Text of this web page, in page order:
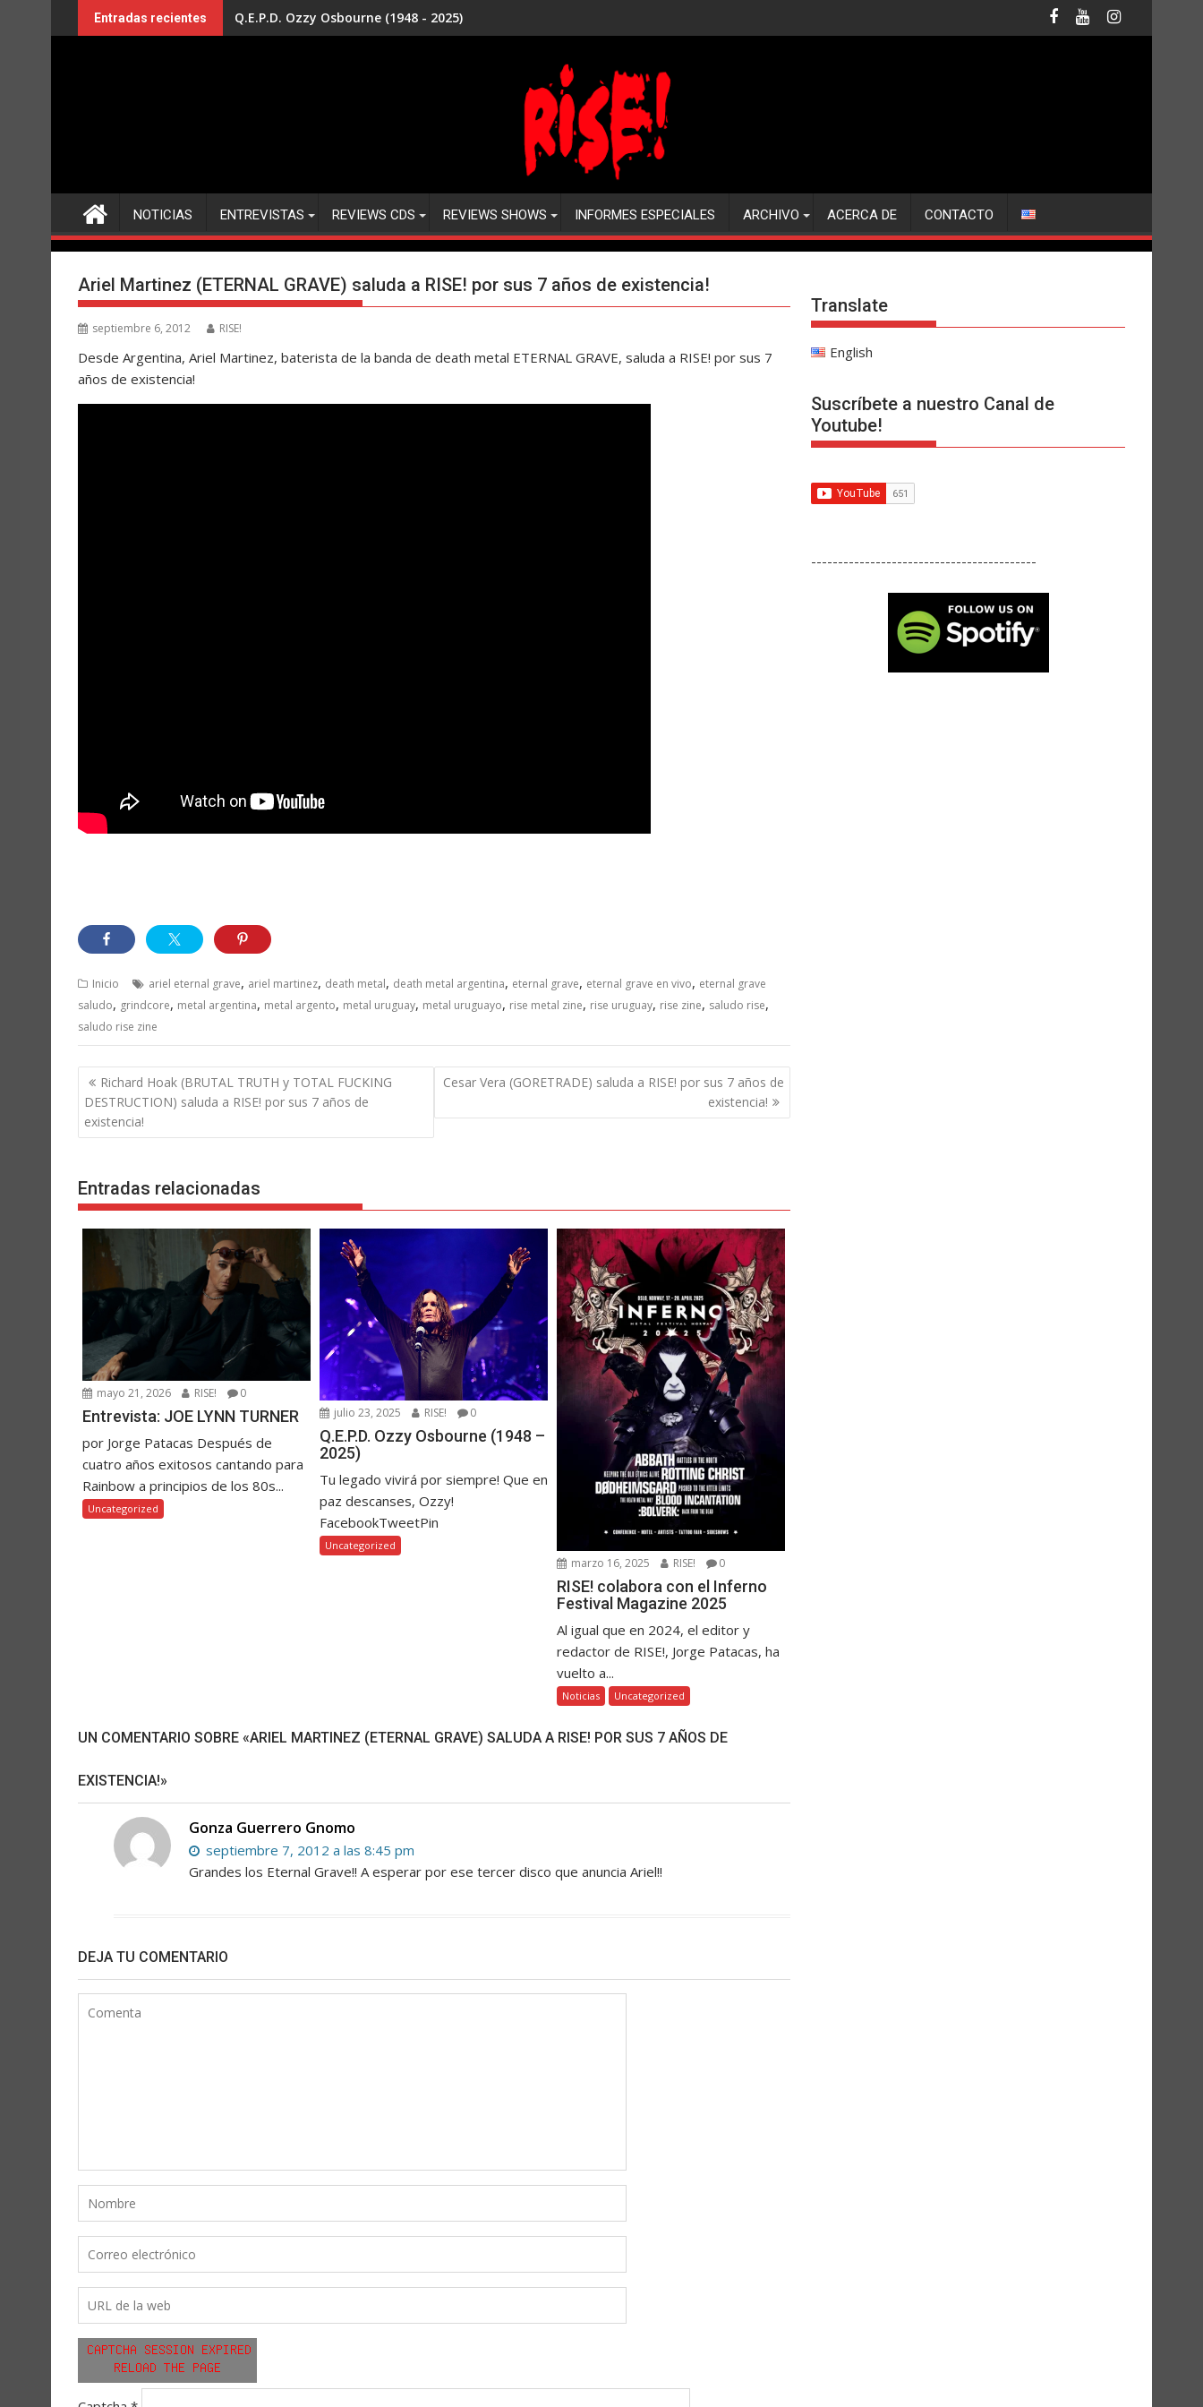
al
Entradas recientes Q.E.P.D. Ozzy Osbourne (1948 - 2025)
NOTICIAS ENTREVISTAS REVIEWS CDS REVIEWS SHOWS INFORMES ESPECIALES ARCHIVO ACERCA DE CONTACTO
Ariel Martinez (ETERNAL GRAVE) saluda a RISE! por sus 7 años de existencia!
septiembre 6, 2012 RISE!
Desde Argentina, Ariel Martinez, baterista de la banda de death metal ETERNAL GRAVE, saluda a RISE! por sus 7
años de existencia!
Inicio ariel eternal grave, ariel martinez, death metal, death metal argentina, eternal grave, eternal grave en vivo, eternal grave
saludo, grindcore, metal argentina, metal argento, metal uruguay, metal uruguayo, rise metal zine, rise uruguay, rise zine, saludo rise,
saludo rise zine
Navegación
de
entradas
Richard Hoak (BRUTAL TRUTH y TOTAL FUCKING
DESTRUCTION) saluda a RISE! por sus 7 años de
existencia!
Cesar Vera (GORETRADE) saluda a RISE! por sus 7 años de
existencia!
Entradas relacionadas
mayo 21, 2026 RISE! 0
Entrevista: JOE LYNN TURNER
por Jorge Patacas Después de
cuatro años exitosos cantando para
Rainbow a principios de los 80s...
Uncategorized
julio 23, 2025 RISE! 0
Q.E.P.D. Ozzy Osbourne (1948 –
2025)
Tu legado vivirá por siempre! Que en
paz descanses, Ozzy!
FacebookTweetPin
Uncategorized
marzo 16, 2025 RISE! 0
RISE! colabora con el Inferno
Festival Magazine 2025
Al igual que en 2024, el editor y
redactor de RISE!, Jorge Patacas, ha
vuelto a...
Noticias Uncategorized
UN COMENTARIO SOBRE «ARIEL MARTINEZ (ETERNAL GRAVE) SALUDA A RISE! POR SUS 7 AÑOS DE
EXISTENCIA!»
Gonza Guerrero Gnomo
septiembre 7, 2012 a las 8:45 pm
Grandes los Eternal Grave!! A esperar por ese tercer disco que anuncia Ariel!!
DEJA TU COMENTARIO
Translate
English
Suscríbete a nuestro Canal de
Youtube!
------------------------------------------